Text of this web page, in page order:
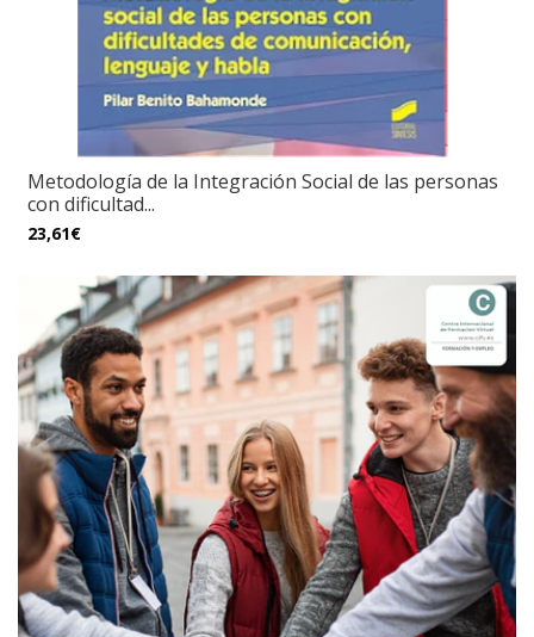
Metodología de la Integración Social de las personas
con dificultad...
23,61€